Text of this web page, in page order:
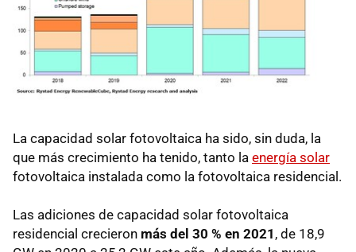
La capacidad solar fotovoltaica ha sido, sin duda, la
que más crecimiento ha tenido, tanto la energía solar
fotovoltaica instalada como la fotovoltaica residencial.
Las adiciones de capacidad solar fotovoltaica
residencial crecieron más del 30 % en 2021 , de 18,9